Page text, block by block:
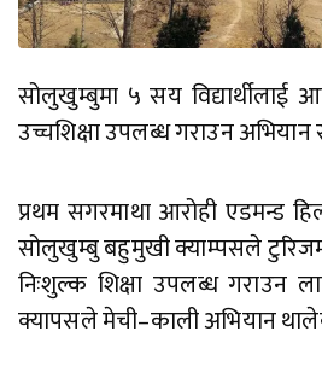
सोलुखुम्बुमा ५ सय विद्यार्थीलाई
उच्चशिक्षा उपलब्ध गराउन
प्रथम सगरमाथा आरोही एडमन्ड
सोलुखुम्बु बहुमुखी क्याम्पसले
निःशुल्क शिक्षा उपलब्ध गराउन
क्यापसले मेची–काली अभियान